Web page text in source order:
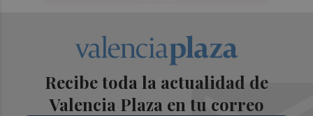
Recibe toda la actualidad de
Valencia Plaza en tu correo